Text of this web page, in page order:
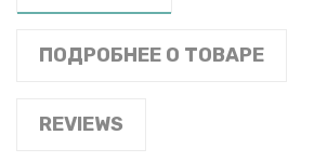
ПОДРОБНЕЕ О ТОВАРЕ
REVIEWS